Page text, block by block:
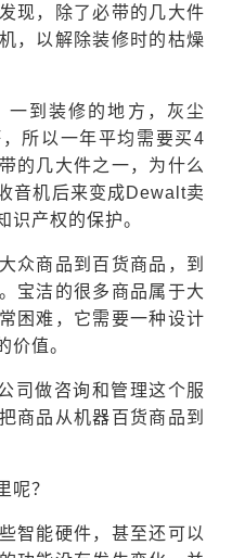
现，除了必带的几大件
，以解除装修时的枯燥
一到装修的地方，灰尘
所以一年平均需要买4
的几大件之一，为什么
音机后来变成Dewalt卖
识产权的保护。
众商品到百货商品，到
宝洁的很多商品属于大
困难，它需要一种设计
价值。
司做咨询和管理这个服
商品从机器百货商品到
呢？
智能硬件，甚至还可以